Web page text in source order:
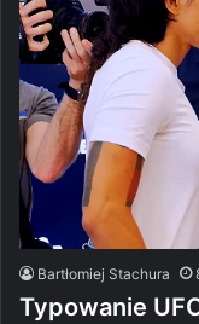
Bartłomiej Stachura
Typowanie